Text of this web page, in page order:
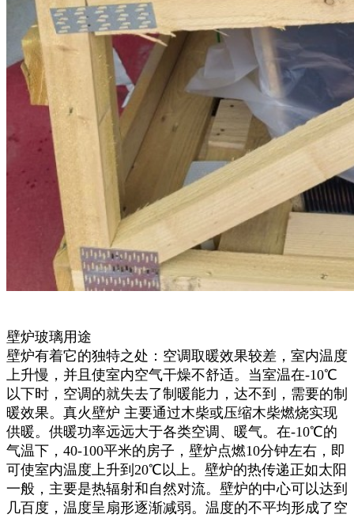
壁炉玻璃用途
壁炉有着它的独特之处：空调取暖效果较差，室内温度
上升慢，并且使室内空气干燥不舒适。当室温在-10℃
以下时，空调的就失去了制暖能力，达不到，需要的制
暖效果。真火壁炉 主要通过木柴或压缩木柴燃烧实现
供暖。供暖功率远远大于各类空调、暖气。在-10℃的
气温下，40-100平米的房子，壁炉点燃10分钟左右，即
可使室内温度上升到20℃以上。壁炉的热传递正如太阳
一般，主要是热辐射和自然对流。壁炉的中心可以达到
几百度，温度呈扇形逐渐减弱。温度的不平均形成了空